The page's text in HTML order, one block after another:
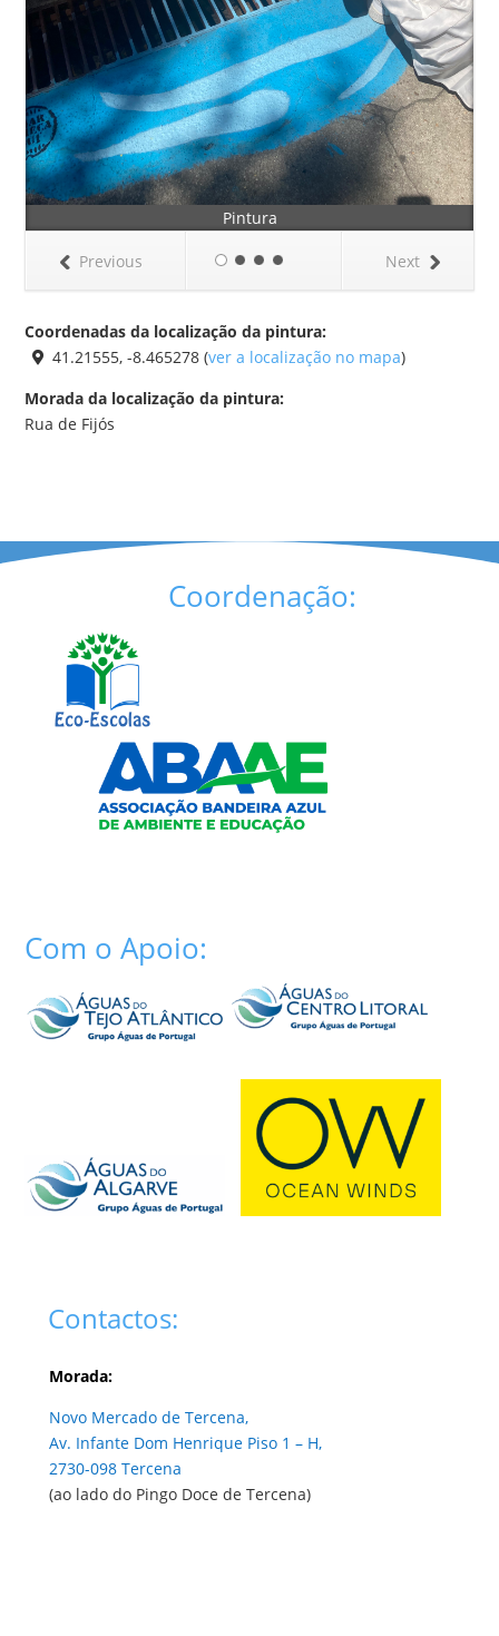
Pintura
Next
Previous
Coordenadas da localização da pintura:
41.21555, -8.465278 (ver a localização no mapa)
Morada da localização da pintura:
Rua de Fijós
Coordenação:
Com o Apoio:
Contactos:
Morada:
Novo Mercado de Tercena,
Av. Infante Dom Henrique Piso 1 – H,
2730-098 Tercena
(ao lado do Pingo Doce de Tercena)